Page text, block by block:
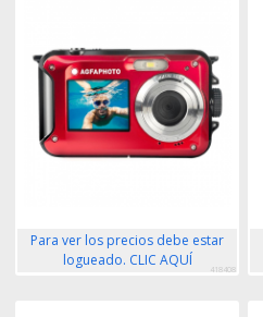
Para ver los precios debe estar
logueado. CLIC AQUÍ
418408